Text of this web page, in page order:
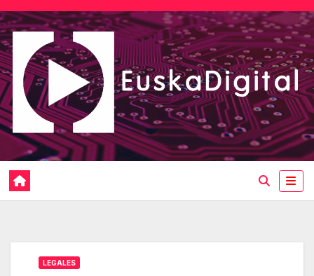
Saltar
al
contenido
LEGALES